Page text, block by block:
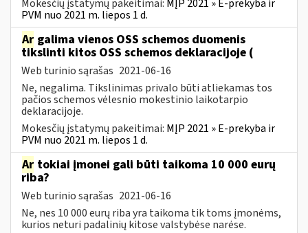
Mokesčių įstatymų pakeitimai: MĮP 2021 » E-prekyba ir
PVM nuo 2021 m. liepos 1 d.
Ar galima vienos OSS schemos duomenis
tikslinti kitos OSS schemos deklaracijoje (
Web turinio sąrašas 2021-06-16
Ne, negalima. Tikslinimas privalo būti atliekamas tos
pačios schemos vėlesnio mokestinio laikotarpio
deklaracijoje.
Mokesčių įstatymų pakeitimai: MĮP 2021 » E-prekyba ir
PVM nuo 2021 m. liepos 1 d.
Ar tokiai įmonei gali būti taikoma 10 000 eurų
riba?
Web turinio sąrašas 2021-06-16
Ne, nes 10 000 eurų riba yra taikoma tik toms įmonėms,
kurios neturi padalinių kitose valstybėse narėse.